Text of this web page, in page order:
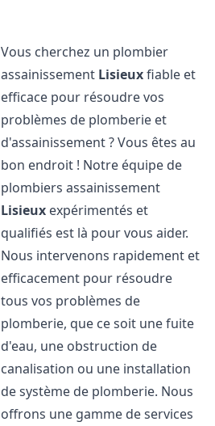
Vous cherchez un plombier
assainissement Lisieuxfiable et
efficace pour résoudre vos
problèmes de plomberie et
d'assainissement ? Vous êtes au
bon endroit ! Notre équipe de
plombiers assainissement
Lisieux expérimentés et
qualifiés est là pour vous aider.
Nous intervenons rapidement et
efficacement pour résoudre
tous vos problèmes de
plomberie, que ce soit une fuite
d'eau, une obstruction de
canalisation ou une installation
de système de plomberie. Nous
offrons une gamme de services